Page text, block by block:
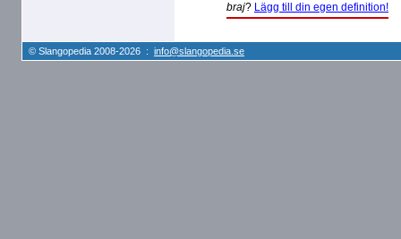
braj? Lägg till din egen definition!
© Slangopedia 2008-2026 : info@slangopedia.se